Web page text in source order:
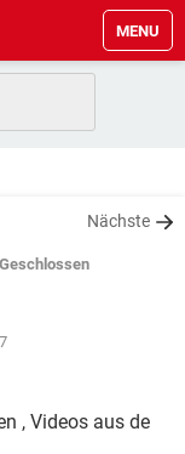
MENU
Nächste
Geschlossen
, Videos aus de